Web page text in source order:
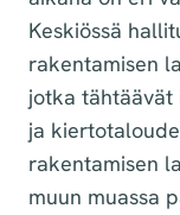
Keskiössä
rakentamisen
jotka tähtäävät
ja
rakentamisen
muun muassa